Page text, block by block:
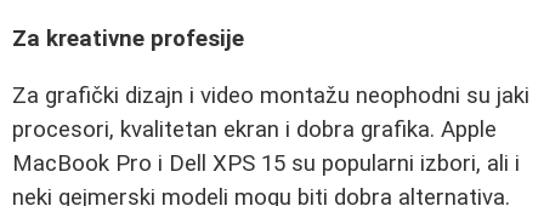
Za kreativne profesije
Za grafički dizajn i video montažu neophodni su jaki
procesori, kvalitetan ekran i dobra grafika. Apple
MacBook Pro i Dell XPS 15 su popularni izbori, ali i
neki gejmerski modeli mogu biti dobra alternativa.